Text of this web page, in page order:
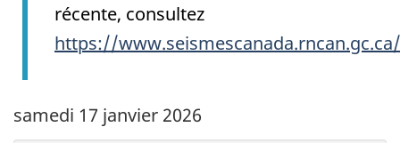
récente, consultez
https://
samedi 17 janvier 2026